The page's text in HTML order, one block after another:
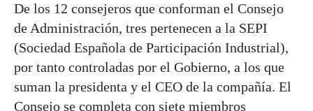
De los 12 consejeros que conforman el Consejo
de Administración, tres pertenecen a la SEPI
(Sociedad Española de Participación Industrial),
por tanto controladas por el Gobierno, a los que
suman la presidenta y el CEO de la compañía. El
Consejo se completa con siete miembros